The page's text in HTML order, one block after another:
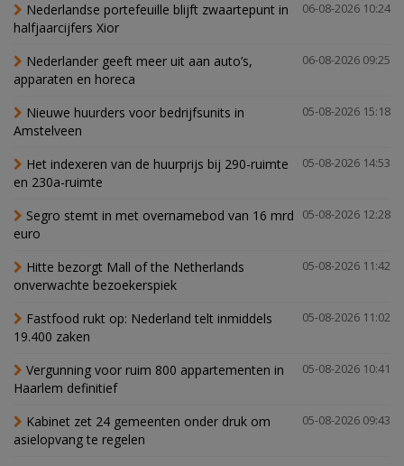
06-08-2026 10:24
Nederlandse portefeuille blijft zwaartepunt in
halfjaarcijfers Xior
06-08-2026 09:25
Nederlander geeft meer uit aan auto’s,
apparaten en horeca
05-08-2026 15:18
Nieuwe huurders voor bedrijfsunits in
Amstelveen
05-08-2026 14:53
Het indexeren van de huurprijs bij 290-ruimte
en 230a-ruimte
05-08-2026 12:28
Segro stemt in met overnamebod van 16 mrd
euro
05-08-2026 11:42
Hitte bezorgt Mall of the Netherlands
onverwachte bezoekerspiek
05-08-2026 11:02
Fastfood rukt op: Nederland telt inmiddels
19.400 zaken
05-08-2026 10:41
Vergunning voor ruim 800 appartementen in
Haarlem definitief
05-08-2026 09:43
Kabinet zet 24 gemeenten onder druk om
asielopvang te regelen